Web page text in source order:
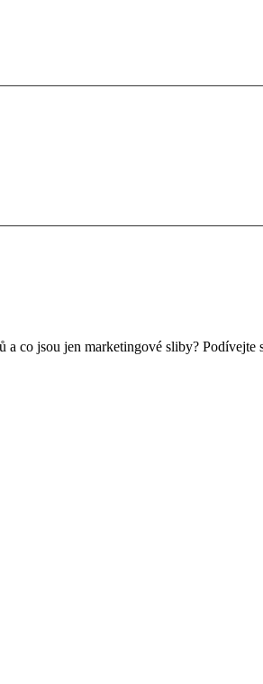
co jsou jen marketingové sliby?